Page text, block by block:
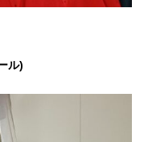
ル)